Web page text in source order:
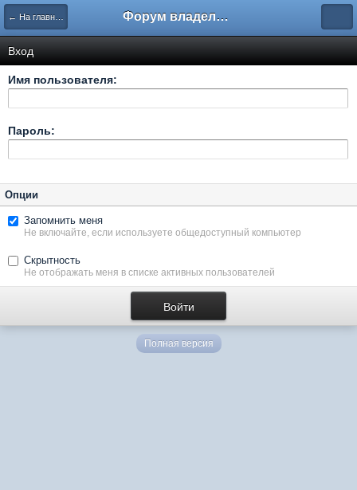
← На главную Форум владельцев интернет-магазинов
Вход
Имя пользователя:
Пароль:
Опции
Запомнить меня
Не включайте, если используете общедоступный компьютер
Скрытность
Не отображать меня в списке активных пользователей
Полная версия